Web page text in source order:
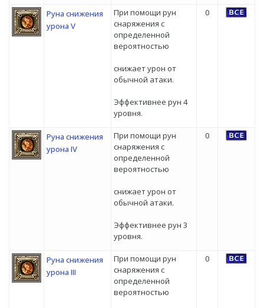
Руна снижения
урона V
При помощи рун
снаряжения с
определенной
вероятностью
снижает урон от
обычной атаки.
Эффективнее рун 4
уровня.
0
Руна снижения
урона IV
При помощи рун
снаряжения с
определенной
вероятностью
снижает урон от
обычной атаки.
Эффективнее рун 3
уровня.
0
Руна снижения
урона III
При помощи рун
снаряжения с
определенной
вероятностью
0